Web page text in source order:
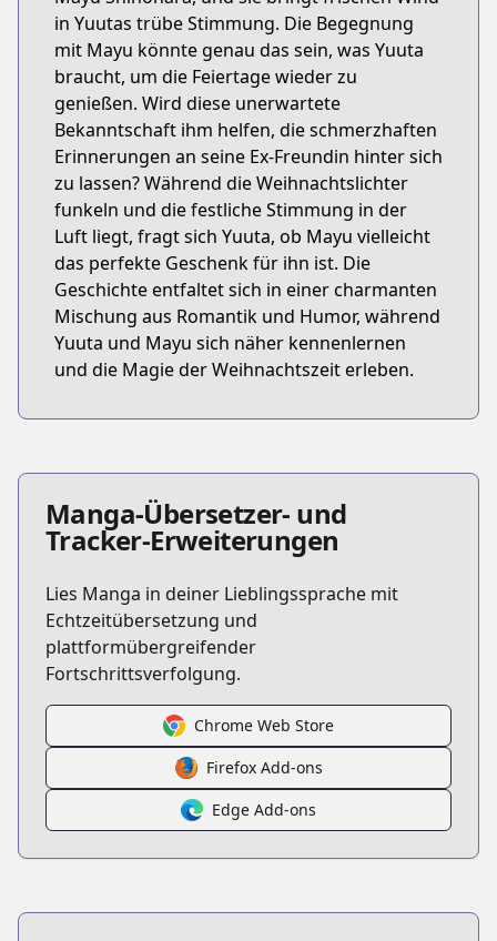
in Yuutas trübe Stimmung. Die Begegnung
mit Mayu könnte genau das sein, was Yuuta
braucht, um die Feiertage wieder zu
genießen. Wird diese unerwartete
Bekanntschaft ihm helfen, die schmerzhaften
Erinnerungen an seine Ex-Freundin hinter sich
zu lassen? Während die Weihnachtslichter
funkeln und die festliche Stimmung in der
Luft liegt, fragt sich Yuuta, ob Mayu vielleicht
das perfekte Geschenk für ihn ist. Die
Geschichte entfaltet sich in einer charmanten
Mischung aus Romantik und Humor, während
Yuuta und Mayu sich näher kennenlernen
und die Magie der Weihnachtszeit erleben.
Manga-Übersetzer- und
Tracker-Erweiterungen
Lies Manga in deiner Lieblingssprache mit
Echtzeitübersetzung und
plattformübergreifender
Fortschrittsverfolgung.
Chrome Web Store
Firefox Add-ons
Edge Add-ons